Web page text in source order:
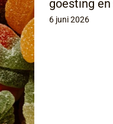
goesting
6 juni 2026